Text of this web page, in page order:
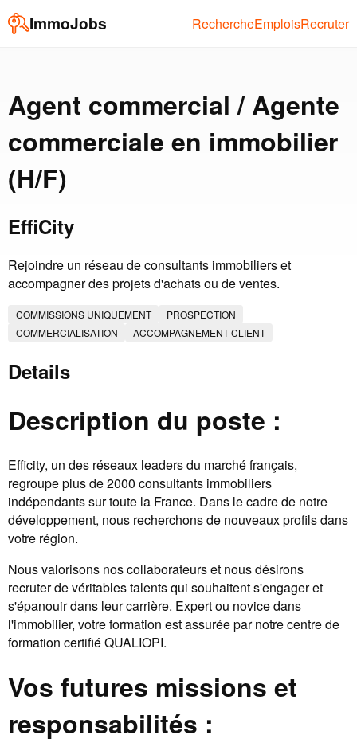
ImmoJobs RechercheEmploisRecruter
Agent commercial / Agente
commerciale en immobilier
(H/F)
EffiCity
Rejoindre un réseau de consultants immobiliers et
accompagner des projets d'achats ou de ventes.
COMMISSIONS UNIQUEMENT
PROSPECTION
COMMERCIALISATION
ACCOMPAGNEMENT CLIENT
Details
Description du poste :
Efficity, un des réseaux leaders du marché français,
regroupe plus de 2000 consultants immobiliers
indépendants sur toute la France. Dans le cadre de notre
développement, nous recherchons de nouveaux profils dans
votre région.
Nous valorisons nos collaborateurs et nous désirons
recruter de véritables talents qui souhaitent s'engager et
s'épanouir dans leur carrière. Expert ou novice dans
l'immobilier, votre formation est assurée par notre centre de
formation certifié QUALIOPI.
Vos futures missions et
responsabilités :